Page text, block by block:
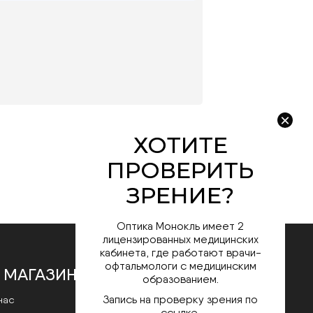
Оптика Монокль имеет 2
лицензированных медицинских
кабинета, где работают врачи-
офтальмологи с медицинским
образованием.
Запись на проверку зрения по